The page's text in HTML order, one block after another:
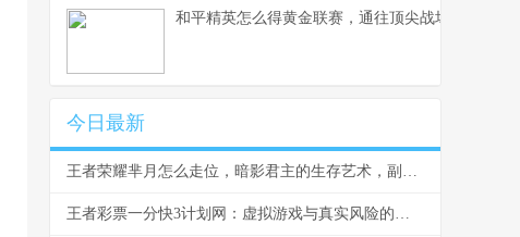
和平精英怎么得黄金联赛，通往顶尖战场的荣耀之
今日最新
王者荣耀芈月怎么走位，暗影君主的生存艺术，副标题，穿梭战场的永恒之力
王者彩票一分快3计划网：虚拟游戏与真实风险的边界反思